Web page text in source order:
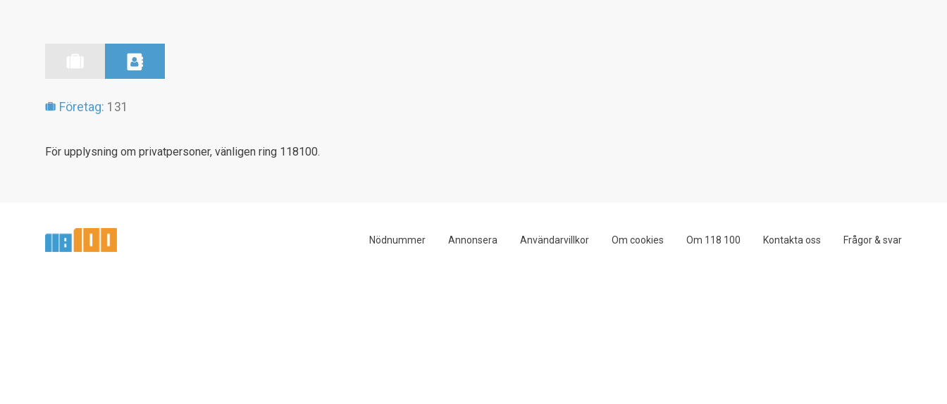
Företag: 131
För upplysning om privatpersoner, vänligen ring 118100.
Nödnummer Annonsera Användarvillkor Om cookies Om 118 100 Kontakta oss Frågor & svar